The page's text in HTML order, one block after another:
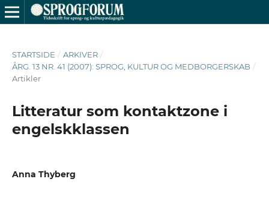
STARTSIDE / ARKIVER /
ÅRG. 13 NR. 41 (2007): SPROG, KULTUR OG MEDBORGERSKAB /
Artikler
Litteratur som kontaktzone i
engelskklassen
Anna Thyberg